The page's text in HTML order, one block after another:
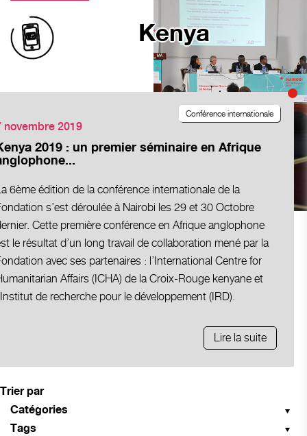
Kenya
novembre 2019
2019 : un premier séminaire en Afrique
Conférence internationale
6ème édition de la conférence internationale de la
s’est déroulée à Nairobi les 29 et 30 Octobre
Cette première conférence en Afrique anglophone
le résultat d’un long travail de collaboration mené par la
avec ses partenaires : l’International Centre for
Affairs (ICHA) de la Croix-Rouge kenyane et
de recherche pour le développement (IRD).
Lire la suite
Trier par
Catégories
Tags